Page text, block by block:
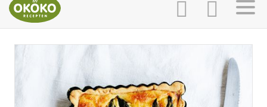
INLOGGEN
AANMELDEN
RECEPTEN